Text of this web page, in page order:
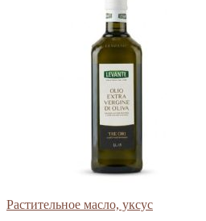
Растительное масло, уксус